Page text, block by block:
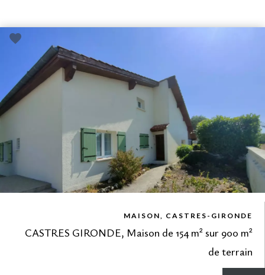
MAISON, CASTRES-GIRONDE
CASTRES GIRONDE, Maison de 154 m² sur 900 m²
de terrain